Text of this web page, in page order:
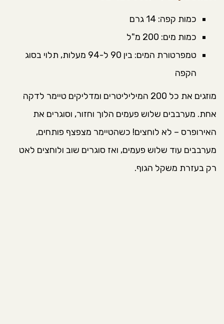
כמות קפה: 14 גרם
כמות מים: 200 מ"ל
טמפרטורת המים: בין 90 ל-94 מעלות, תלוי בסוג
הקפה
מוזגים את כל 200 המיליליטרים ומדליקים טיימר לדקה
אחת. מערבבים שלוש פעמים הלוך וחזור, וסוגרים את
האירופרס – לא לוחצים! כשהטיימר מצפצף פותחים,
מערבבים עוד שלוש פעמים, ואז סוגרים שוב ולוחצים לאט
רק בעזרת משקל הגוף.